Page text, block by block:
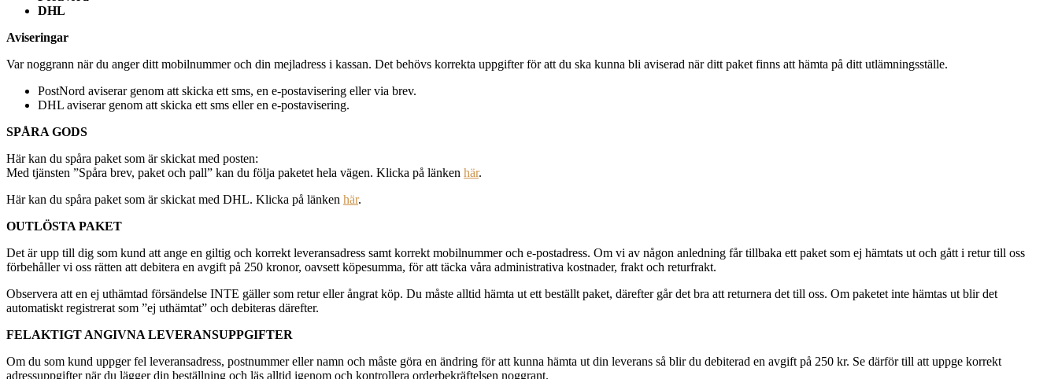
DHL
Aviseringar
Var noggrann när du anger ditt mobilnummer och din mejladress i kassan. Det behövs korrekta uppgifter för att du ska kunna bli aviserad när ditt paket finns att hämta på ditt utlämningsställe.
PostNord aviserar genom att skicka ett sms, en e-postavisering eller via brev.
DHL aviserar genom att skicka ett sms eller en e-postavisering.
SPÅRA GODS
Här kan du spåra paket som är skickat med posten:
Med tjänsten ”Spåra brev, paket och pall” kan du följa paketet hela vägen. Klicka på länken här.
Här kan du spåra paket som är skickat med DHL. Klicka på länken här.
OUTLÖSTA PAKET
Det är upp till dig som kund att ange en giltig och korrekt leveransadress samt korrekt mobilnummer och e-postadress. Om vi av någon anledning får tillbaka ett paket som ej hämtats ut och gått i retur till oss
förbehåller vi oss rätten att debitera en avgift på 250 kronor, oavsett köpesumma, för att täcka våra administrativa kostnader, frakt och returfrakt.
Observera att en ej uthämtad försändelse INTE gäller som retur eller ångrat köp. Du måste alltid hämta ut ett beställt paket, därefter går det bra att returnera det till oss. Om paketet inte hämtas ut blir det
automatiskt registrerat som ”ej uthämtat” och debiteras därefter.
FELAKTIGT ANGIVNA LEVERANSUPPGIFTER
Om du som kund uppger fel leveransadress, postnummer eller namn och måste göra en ändring för att kunna hämta ut din leverans så blir du debiterad en avgift på 250 kr. Se därför till att uppge korrekt
adressuppgifter när du lägger din beställning och läs alltid igenom och kontrollera orderbekräftelsen noggrant.